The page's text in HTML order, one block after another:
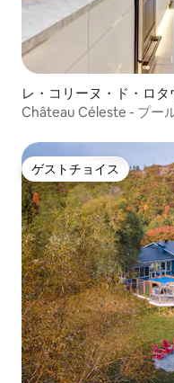
レ・コリーヌ・ド・ロタ
Château Céleste - プー
ゲストチョイス
ゲストチョイス